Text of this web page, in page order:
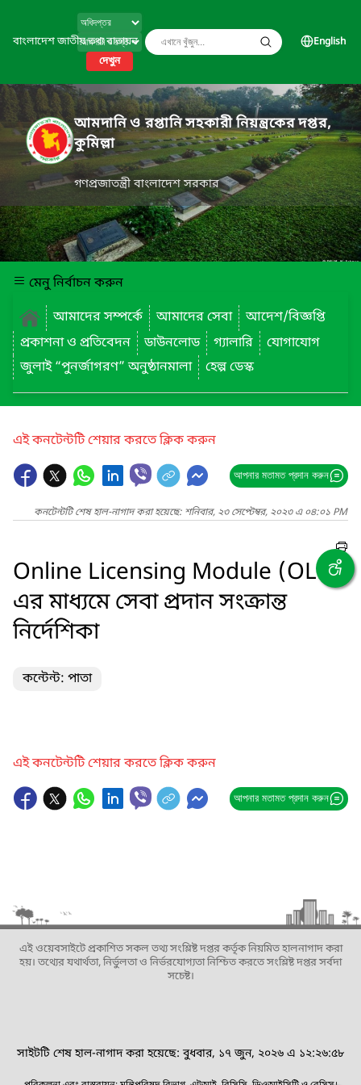
বাংলাদেশ জাতীয় তথ্য বাতায়ন
দেখুন
English
আমদানি ও রপ্তানি সহকারী নিয়ন্ত্রকের দপ্তর,
কুমিল্লা
গণপ্রজাতন্ত্রী বাংলাদেশ সরকার
মেনু নির্বাচন করুন
আমাদের সম্পর্কে
আমাদের সেবা
আদেশ/বিজ্ঞপ্তি
প্রকাশনা ও প্রতিবেদন
ডাউনলোড গ্যালারি
যোগাযোগ
জুলাই “পুনর্জাগরণ” অনুষ্ঠানমালা
হেল্প ডেস্ক
এই কনটেন্টটি শেয়ার করতে ক্লিক করুন
আপনার মতামত প্রদান করুন
কনটেন্টটি শেষ হাল-নাগাদ করা হয়েছে: শনিবার, ২৩ সেপ্টেম্বর, ২০২৩ এ ০৪:০১ PM
Online Licensing Module (OLM)
এর মাধ্যমে সেবা প্রদান সংক্রান্ত
নির্দেশিকা
কন্টেন্ট: পাতা
এই কনটেন্টটি শেয়ার করতে ক্লিক করুন
আপনার মতামত প্রদান করুন
এই ওয়েবসাইটে প্রকাশিত সকল তথ্য সংশ্লিষ্ট দপ্তর কর্তৃক নিয়মিত হালনাগাদ করা
হয়। তথ্যের যথার্থতা, নির্ভুলতা ও নির্ভরযোগ্যতা নিশ্চিত করতে সংশ্লিষ্ট দপ্তর সর্বদা
সচেষ্ট।
সাইটটি শেষ হাল-নাগাদ করা হয়েছে: বুধবার, ১৭ জুন, ২০২৬ এ ১২:২৬:৫৮